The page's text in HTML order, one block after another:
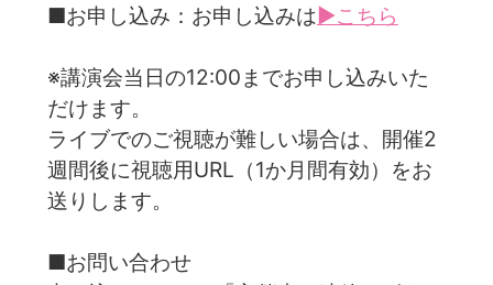
■お申し込み：お申し込みは▶こちら
※講演会当日の12:00までお申し込みいた
だけます。
ライブでのご視聴が難しい場合は、開催2
週間後に視聴用URL（1か月間有効）をお
送りします。
■お問い合わせ